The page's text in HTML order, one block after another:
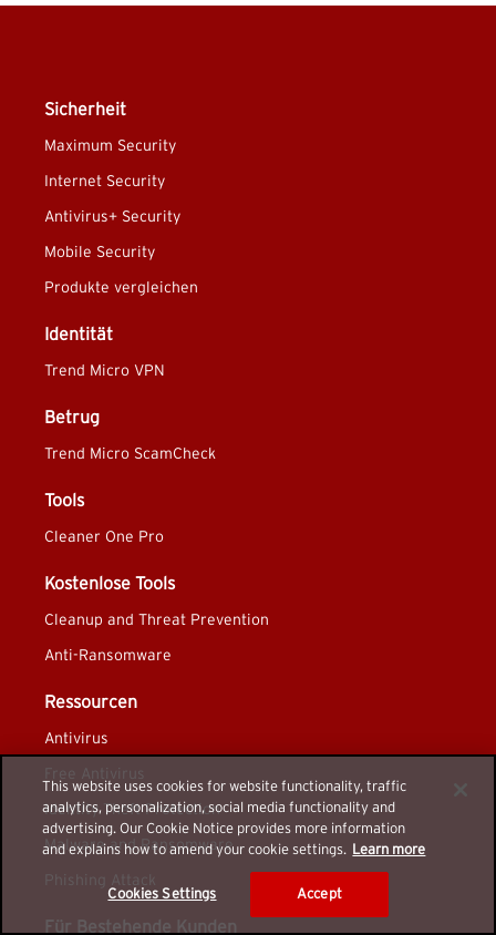
Sicherheit
Maximum Security
Internet Security
Antivirus+ Security
Mobile Security
Produkte vergleichen
Identität
Trend Micro VPN
Betrug
Trend Micro ScamCheck
Tools
Cleaner One Pro
Kostenlose Tools
Cleanup and Threat Prevention
Anti-Ransomware
Ressourcen
Antivirus
Free Antivirus
Identity Theft Protection
Malware and Ransomware
Phishing Attack
Für Bestehende Kunden
This website uses cookies for website functionality, traffic
analytics, personalization, social media functionality and
advertising. Our Cookie Notice provides more information
and explains how to amend your cookie settings. Learn more
Cookies Settings Accept